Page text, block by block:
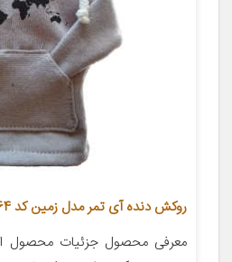
روکش دنده آی تمر مدل زمین کد 464